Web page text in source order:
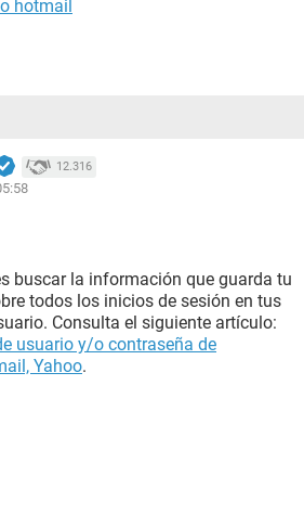
hotmail
12.316
buscar la información que guarda tu
todos los inicios de sesión en tus
Consulta el siguiente artículo:
usuario y/o contraseña de
Yahoo.